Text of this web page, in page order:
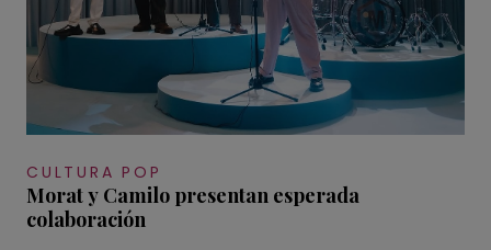
CULTURA POP
Morat y Camilo presentan esperada
colaboración